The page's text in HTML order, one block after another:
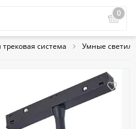
0
система Умные